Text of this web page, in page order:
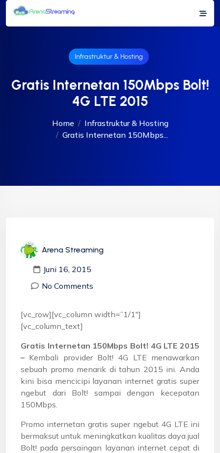
Infrastruktur & Hosting
Gratis Internetan 150Mbps Bolt!
4G LTE 2015
Home
Infrastruktur & Hosting
Gratis Internetan 150Mbps...
Arena Streaming
Juni 16, 2015
No Comments
[vc_row][vc_column width=”1/1″]
[vc_column_text]
Gratis Internetan 150Mbps Bolt! 4G LTE 2015
– Kembali provider Bolt! 4G LTE menawarkan
sebuah promo menarik di tahun 2015 ini. Anda
kini bisa mencicipi layanan internet gratis super
ngebut dari Bolt! sampai dengan kecepatan
150Mbps.
Promo internetan gratis super ngebut 4G LTE ini
bermaksut untuk meningkatkan kualitas daya jual
Bolt! pada persaingan layanan internet cepat di